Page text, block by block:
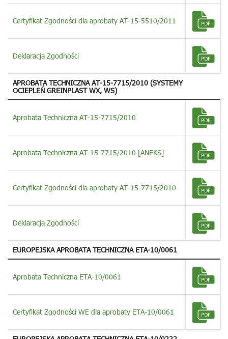
Certyfikat Zgodności dla aprobaty AT-15-5510/2011
Deklaracja Zgodności
APROBATA TECHNICZNA AT-15-7715/2010 (SYSTEMY
OCIEPLEŃ GREINPLAST WX, WS)
Aprobata Techniczna AT-15-7715/2010
Aprobata Techniczna AT-15-7715/2010 [ANEKS]
Certyfikat Zgodności dla aprobaty AT-15-7715/2010
Deklaracja Zgodności
EUROPEJSKA APROBATA TECHNICZNA ETA-10/0061
Aprobata Techniczna ETA-10/0061
Certyfikat Zgodności WE dla aprobaty ETA-10/0061